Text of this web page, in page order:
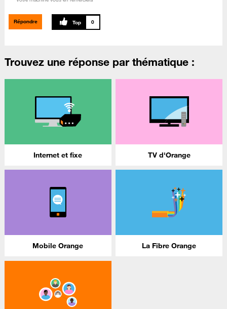
Répondre 0
Trouvez une réponse par thématique :
Internet et fixe TV d'Orange
Mobile Orange La Fibre Orange